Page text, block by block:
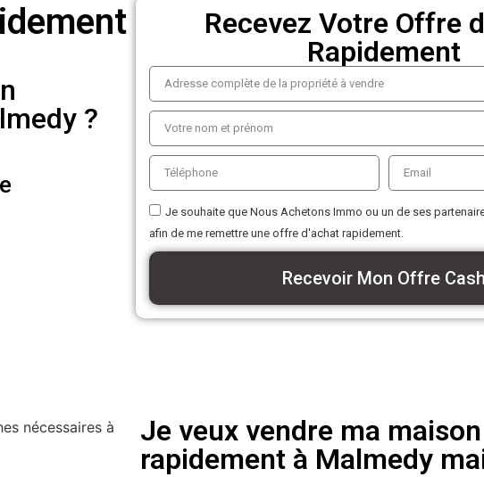
?
Recevez Votre Offre
Rapidement
Je souhaite que Nous Achetons Immo ou un de ses
afin de me remettre une offre d'achat rapidement.
Recevoir Mon Offre Cash
Je veux vendre ma maison
rapidement à Malmedy